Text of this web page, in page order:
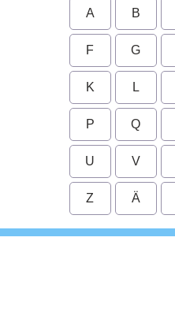
A B
F G
K L
P Q
U V
Z Ä